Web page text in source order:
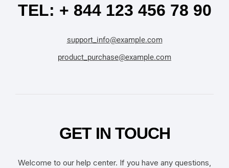
TEL: + 844 123 456 78 90
support_info@example.com
product_purchase@example.com
GET IN TOUCH
Welcome to our help center. If you have any questions,